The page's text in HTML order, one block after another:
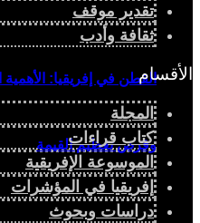
القطن في إفريقيا: الأهمية
وفرص تعظيم القيمة
تقدير موقف
ثقافة وأدب
الأقسام
المجلة
كتاب قراءات
الموسوعة الإفريقية
إفريقيا في المؤشرات
دراسات وبحوث